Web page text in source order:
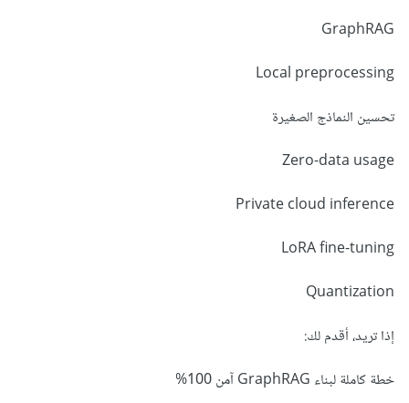
GraphRAG
Local preprocessing
تحسين النماذج الصغيرة
Zero-data usage
Private cloud inference
LoRA fine-tuning
Quantization
إذا تريد، أقدم لك:
خطة كاملة لبناء GraphRAG آمن 100%